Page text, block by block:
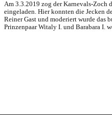
Am 3.3.2019 zog der Karnevals-Zoch
eingeladen. Hier konnten die Jecken
Reiner Gast und moderiert wurde das
Prinzenpaar Witaly I. und Barabara I.